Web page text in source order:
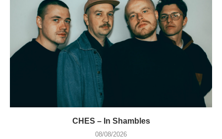
CHES – In Shambles
08/08/2026